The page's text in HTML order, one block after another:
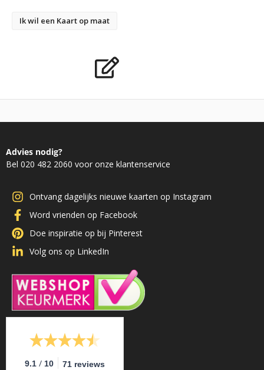
Ik wil een Kaart op maat
Advies nodig?
Bel 020 482 2060 voor onze klantenservice
Ontvang dagelijks nieuwe kaarten op Instagram
Word vrienden op Facebook
Doe inspiratie op bij Pinterest
Volg ons op LinkedIn
9.1 / 10 71 reviews